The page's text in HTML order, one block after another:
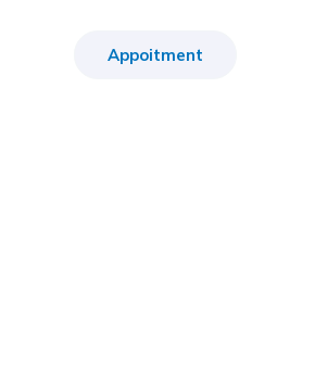
Appoitment